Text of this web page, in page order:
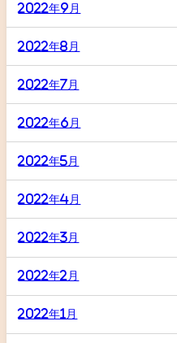
2022年9月
2022年8月
2022年7月
2022年6月
2022年5月
2022年4月
2022年3月
2022年2月
2022年1月